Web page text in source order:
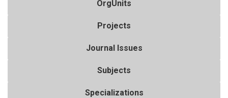
OrgUnits
Projects
Journal Issues
Subjects
Specializations